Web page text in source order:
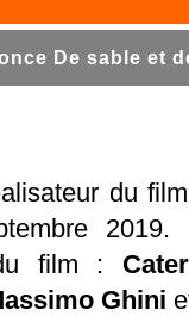
De sable et
du
2019.
film :
Ghini